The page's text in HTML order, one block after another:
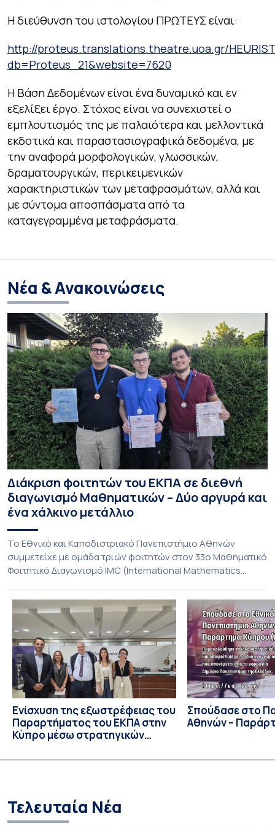
H διεύθυνση του ιστολογίου ΠΡΩΤΕΥΣ είναι:
http://proteus.translations.theatre.uoa.gr/
db=Proteus_21&website=7620
Η Βάση Δεδομένων είναι ένα δυναμικό και εν
εξελίξει έργο. Στόχος είναι να συνεχιστεί ο
εμπλουτισμός της με παλαιότερα και μελλοντικά
εκδοτικά και παραστασιογραφικά δεδομένα, με
την αναφορά μορφολογικών, γλωσσικών,
δραματουργικών, περικειμενικών
χαρακτηριστικών των μεταφρασμάτων, αλλά και
με σύντομα αποσπάσματα από τα
καταγεγραμμένα μεταφράσματα.
Νέα & Ανακοινώσεις
Διάκριση φοιτητών του ΕΚΠΑ σε διεθνή
διαγωνισμό Μαθηματικών – Δύο αργυρά και
ένα χάλκινο μετάλλιο
To Εθνικό και Καποδιστριακό Πανεπιστήμιο Αθηνών
συμμετείχε με ομάδα τριών φοιτητών στον 33ο Μαθηματικό
Φοιτητικό Διαγωνισμό IMC (International Mathematics
Ιουλίου στο Blagoevgrad της Βουλγαρίας. Σε αυτόν
συμμετείχαν 447 φοιτητές εκπροσωπώντας 135
πανεπιστήμια από 46 χώρες. Από την Ελλάδα, συμμετείχαν
επίσης το Εθνικό Μετσόβιο Πολυτεχνείο, το Αριστοτέλειο
Πανεπιστήμιο […]
Ενίσχυση της εξωστρέφειας του
Παραρτήματος του ΕΚΠΑ στην
Κύπρο μέσω στρατηγικών
Σπούδασε στο
Αθηνών –
Τελευταία Νέα